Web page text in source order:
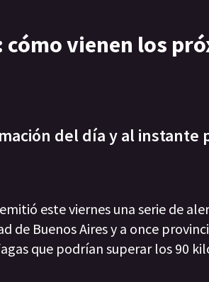
vienen los
del día y al instante
este viernes una serie de
de Buenos Aires y a once
que podrían superar los 90